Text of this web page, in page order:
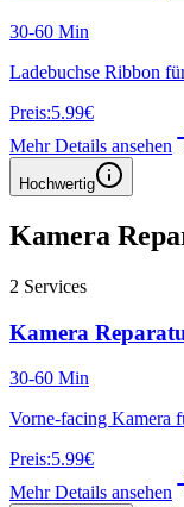
30-60 Min
Ladebuchse Ribbon
Preis:5.99€
Mehr Details ansehen
Hochwertig
Kamera
2 Services
Kamera
30-60 Min
Vorne-facing Kamera
Preis:5.99€
Mehr Details ansehen